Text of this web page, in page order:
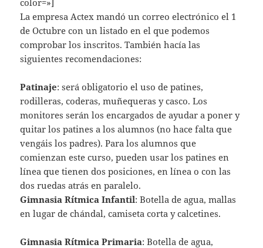
La empresa Actex mandó un correo electrónico el 1
de Octubre con un listado en el que podemos
comprobar los inscritos. También hacía las
siguientes recomendaciones:
Patinaje: será obligatorio el uso de patines,
rodilleras, coderas, muñequeras y casco. Los
monitores serán los encargados de ayudar a poner y
quitar los patines a los alumnos (no hace falta que
vengáis los padres). Para los alumnos que
comienzan este curso, pueden usar los patines en
línea que tienen dos posiciones, en línea o con las
dos ruedas atrás en paralelo.
Gimnasia Rítmica Infantil: Botella de agua, mallas
en lugar de chándal, camiseta corta y calcetines.
Gimnasia Rítmica Primaria: Botella de agua,